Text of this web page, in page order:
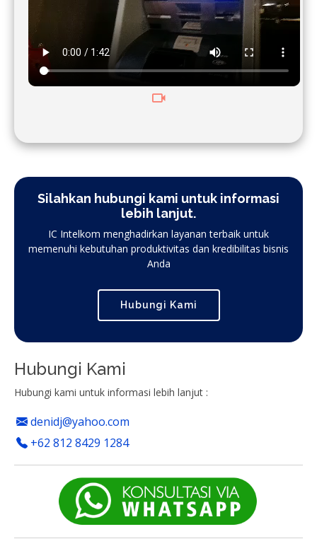
Silahkan hubungi kami untuk informasi
lebih lanjut.
IC Intelkom menghadirkan layanan terbaik untuk
memenuhi kebutuhan produktivitas dan kredibilitas bisnis
Anda
Hubungi Kami
Hubungi Kami
Hubungi kami untuk informasi lebih lanjut :
denidj@yahoo.com
+62 812 8429 1284